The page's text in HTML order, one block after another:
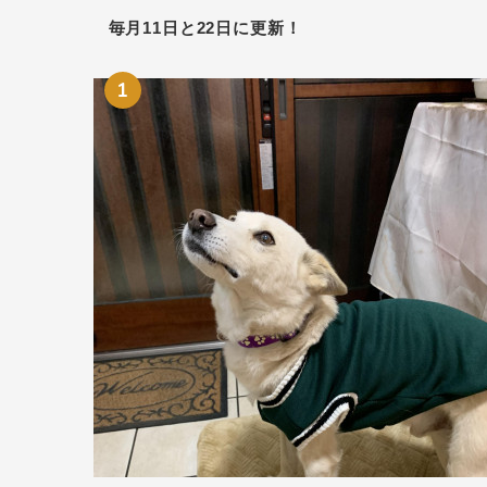
毎月11日と22日に更新！
1